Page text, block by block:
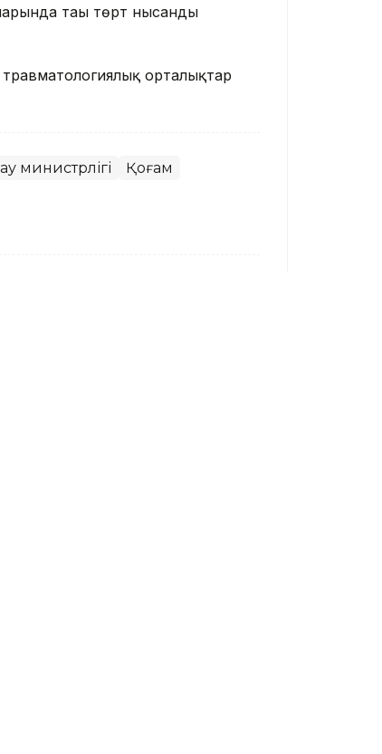
тағы төрт нысанды
травматологиялық орталықтар
министрлігі Қоғам